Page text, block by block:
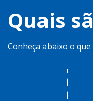
Quais
Conheça abaixo o